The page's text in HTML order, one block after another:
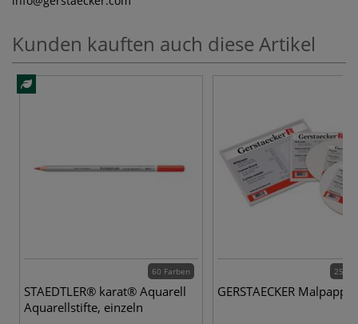
Kunden kauften auch diese Artikel
60 Farben
STAEDTLER® karat® Aquarell
Aquarellstifte, einzeln
25
GERSTAECKER Malpappe